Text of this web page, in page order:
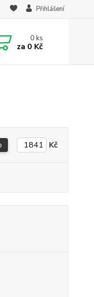
Přihlášení
0ks
za 0 Kč
Kč